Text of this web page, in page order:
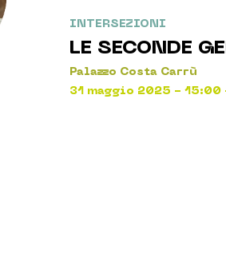
INTERSEZIONI
LE SECONDE
Palazzo Costa Carrù
31 maggio 2025 -